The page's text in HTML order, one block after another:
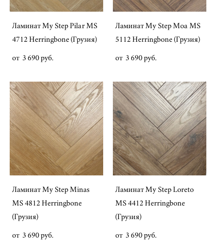
Ламинат My Step Pilar MS
4712 Herringbone (Грузия)
от 3 690 pуб.
Ламинат My Step Moa MS
5112 Herringbone (Грузия)
от 3 690 pуб.
Ламинат My Step Minas
MS 4812 Herringbone
(Грузия)
от 3 690 pуб.
Ламинат My Step Loreto
MS 4412 Herringbone
(Грузия)
от 3 690 pуб.